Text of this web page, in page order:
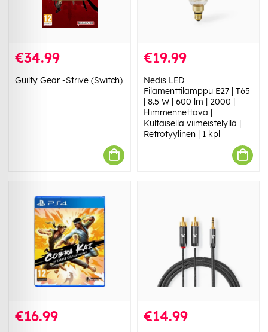
€34.99
Guilty Gear -Strive (Switch)
€19.99
Nedis LED
Filamenttilamppu E27 | T65
| 8.5 W | 600 lm | 2000 |
Himmennettävä |
Kultaisella viimeistelyllä |
Retrotyylinen | 1 kpl
€16.99 €14.99